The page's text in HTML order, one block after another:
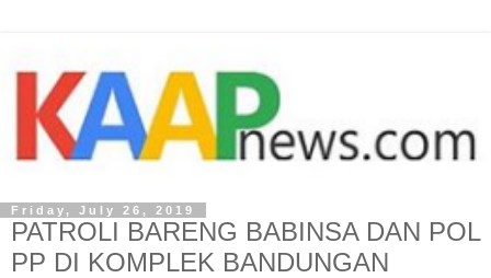
Friday, July 26, 2019
PATROLI BARENG BABINSA DAN POL
PP DI KOMPLEK BANDUNGAN